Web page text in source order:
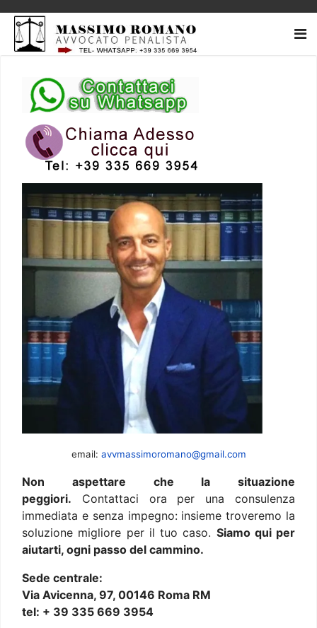
email: avvmassimoromano@gmail.com
Non aspettare che la situazione
peggiori. Contattaci ora per una consulenza
immediata e senza impegno: insieme troveremo la
soluzione migliore per il tuo caso. Siamo qui per
aiutarti, ogni passo del cammino.
Sede centrale:
Via Avicenna, 97, 00146 Roma RM
tel: + 39 335 669 3954